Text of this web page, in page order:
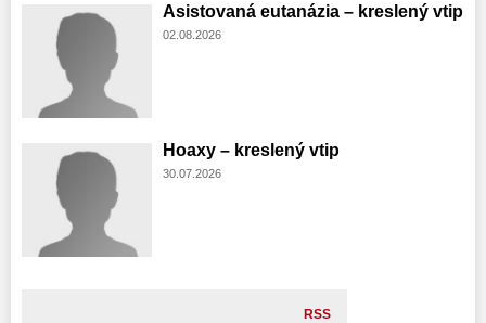
Asistovaná eutanázia – kreslený vtip
02.08.2026
Hoaxy – kreslený vtip
30.07.2026
RSS